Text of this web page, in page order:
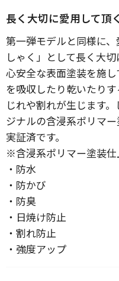
長く大切に愛用して頂
第一弾モデルと同様に
しゃく」として長く大
心安全な表面塗装を施
を吸収したり乾いたり
じれや割れが生じます
ジナルの含浸系ポリマ
実証済です。
※含浸系ポリマー塗装仕
・防水
・防かび
・防臭
・日焼け防止
・割れ防止
・強度アップ